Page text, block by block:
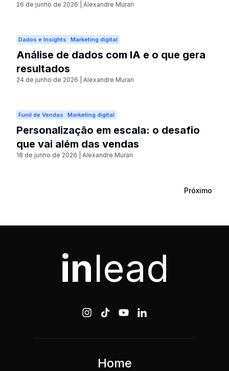
26 de junho de 2026 Alexandre Murari
Dados e Insights Marketing digital
Análise de dados com IA e o que gera
resultados
24 de junho de 2026 Alexandre Murari
Funil de Vendas Marketing digital
Personalização em escala: o desafio
que vai além das vendas
18 de junho de 2026 Alexandre Murari
Próximo
Home
inlead